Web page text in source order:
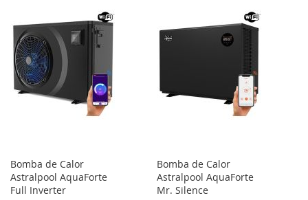
Bomba de Calor
Astralpool AquaForte
Full Inverter
Bomba de Calor
Astralpool AquaForte
Mr. Silence